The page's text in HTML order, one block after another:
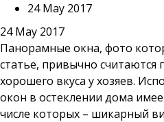
24 May 2017
24 May 2017
Панорамные окна, фото
статье, привычно считаются
хорошего вкуса у хозяев.
окон в остеклении дома
числе которых – шикарный